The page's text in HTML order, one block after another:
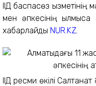
ІІД баспасөз
мен әпкесінің
хабарлайды NUR.KZ
ІІД ресми өкілі